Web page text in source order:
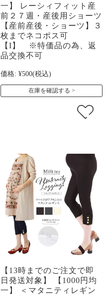
一】 レーシィフィット産
前２７週・産後用ショーツ
【産前産後・ショーツ】３
枚までネコポス可
【I】 ※特価品の為、返
品交換不可
価格: ¥500(税込)
在庫を確認する
【13時までのご注文で即
日発送対象】 【1000円均
一】 ＜マタニティレギン